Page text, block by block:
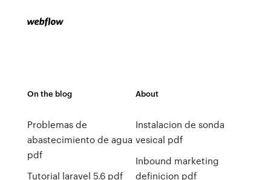
On the blog
Problemas de
abastecimiento de agua
pdf
Tutorial laravel 5.6 pdf
About
Instalacion de sonda
vesical pdf
Inbound marketing
definicion pdf